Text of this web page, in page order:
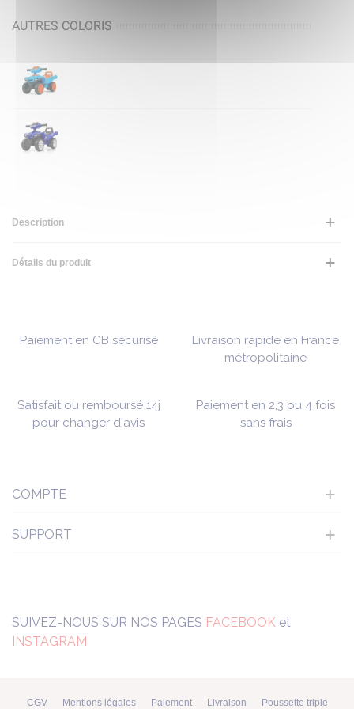
AUTRES COLORIS
Description
Détails du produit
Paiement en CB sécurisé
Livraison rapide en France
métropolitaine
Satisfait ou remboursé 14j
pour changer d'avis
Paiement en 2,3 ou 4 fois
sans frais
SUIVEZ-NOUS SUR NOS PAGES FACEBOOK et
INSTAGRAM
COMPTE
SUPPORT
CGV Mentions légales Paiement Livraison Poussette triple